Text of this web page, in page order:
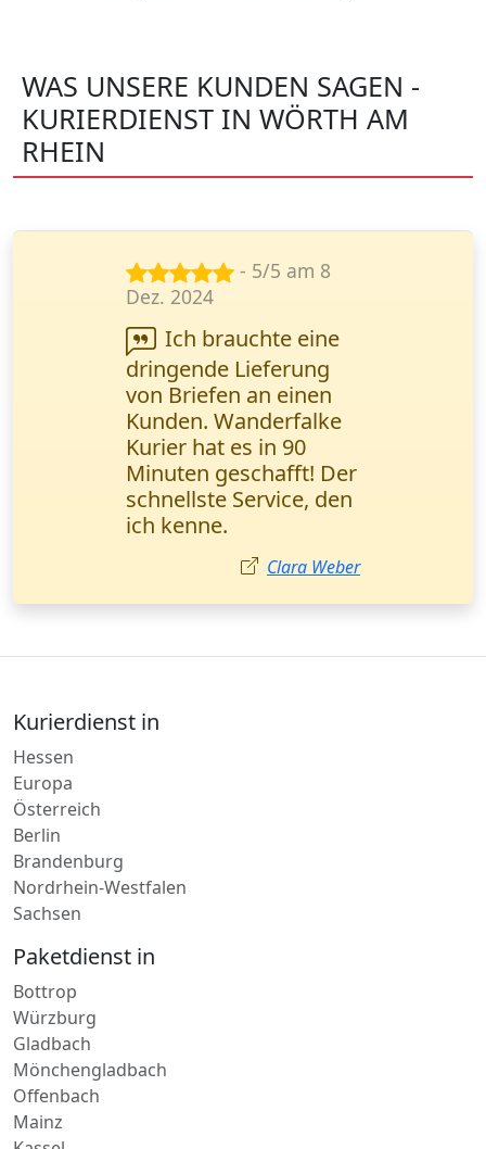
WAS UNSERE KUNDEN SAGEN -
KURIERDIENST IN WÖRTH AM
RHEIN
- 5/5 am 5
Jan. 2024
Schnelle Lieferung
technischer
Dokumentationen -
genau das, was wir
brauchen. Das Online-
Tracking funktioniert
einwandfrei. Alexander
Becker, IT-Spezialist
Kurierdienst in
Hessen
Europa
Österreich
Berlin
Brandenburg
Nordrhein-Westfalen
Paketdienst in
Bottrop
Würzburg
Gladbach
Mönchengladbach
Offenbach